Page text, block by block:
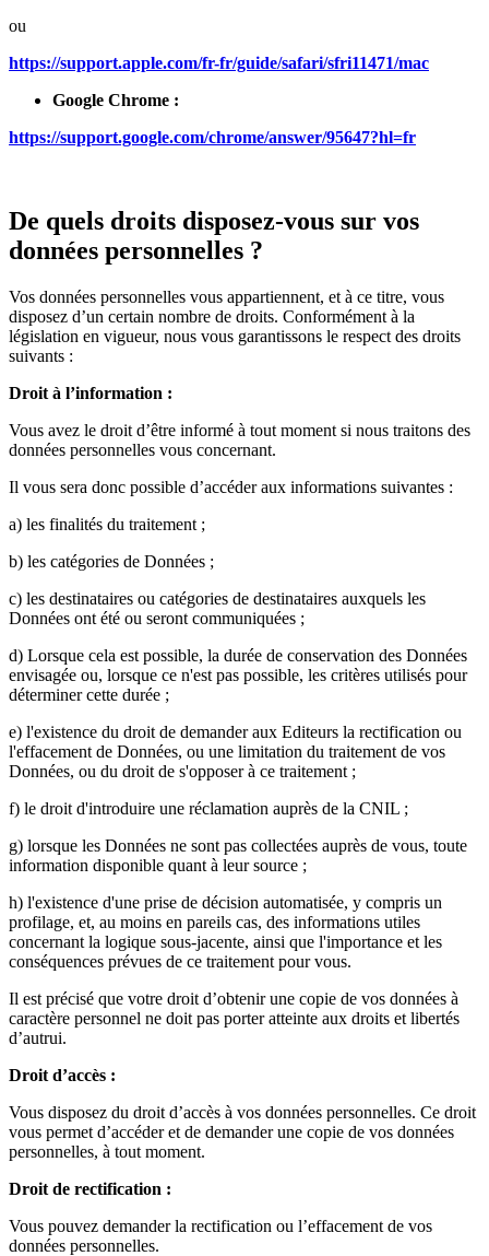
ou
https://support.apple.com/fr-fr/guide/safari/sfri11471/mac
Google Chrome :
https://support.google.com/chrome/answer/95647?hl=fr
De quels droits disposez-vous sur vos
données personnelles ?
Vos données personnelles vous appartiennent, et à ce titre, vous
disposez d’un certain nombre de droits. Conformément à la
législation en vigueur, nous vous garantissons le respect des droits
suivants :
Droit à l’information :
Vous avez le droit d’être informé à tout moment si nous traitons des
données personnelles vous concernant.
Il vous sera donc possible d’accéder aux informations suivantes :
a) les finalités du traitement ;
b) les catégories de Données ;
c) les destinataires ou catégories de destinataires auxquels les
Données ont été ou seront communiquées ;
d) Lorsque cela est possible, la durée de conservation des Données
envisagée ou, lorsque ce n'est pas possible, les critères utilisés pour
déterminer cette durée ;
e) l'existence du droit de demander aux Editeurs la rectification ou
l'effacement de Données, ou une limitation du traitement de vos
Données, ou du droit de s'opposer à ce traitement ;
f) le droit d'introduire une réclamation auprès de la CNIL ;
g) lorsque les Données ne sont pas collectées auprès de vous, toute
information disponible quant à leur source ;
h) l'existence d'une prise de décision automatisée, y compris un
profilage, et, au moins en pareils cas, des informations utiles
concernant la logique sous-jacente, ainsi que l'importance et les
conséquences prévues de ce traitement pour vous.
Il est précisé que votre droit d’obtenir une copie de vos données à
caractère personnel ne doit pas porter atteinte aux droits et libertés
d’autrui.
Droit d’accès :
Vous disposez du droit d’accès à vos données personnelles. Ce droit
vous permet d’accéder et de demander une copie de vos données
personnelles, à tout moment.
Droit de rectification :
Vous pouvez demander la rectification ou l’effacement de vos
données personnelles.